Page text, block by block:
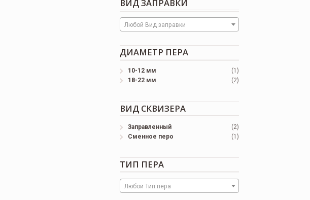
ВИД ЗАПРАВКИ
Любой Вид заправки
ДИАМЕТР ПЕРА
10-12 мм
(1)
18-22 мм
(2)
ВИД СКВИЗЕРА
Заправленный
(2)
Сменное перо
(1)
ТИП ПЕРА
Любой Тип пера